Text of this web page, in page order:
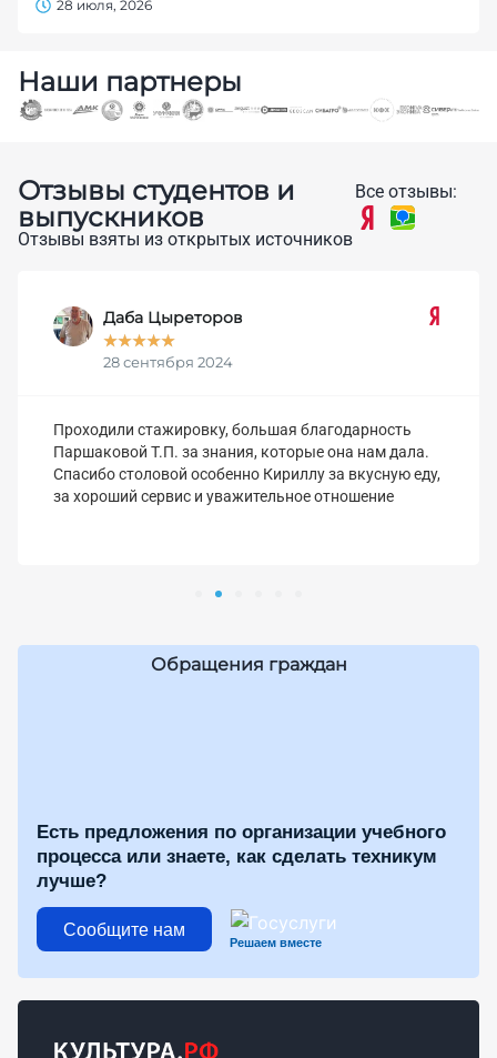
28 июля, 2026
Наши партнеры
Отзывы студентов и
выпускников
Все отзывы:
Отзывы взяты из открытых источников
Даба Цыреторов
★★★★★
28 сентября 2024
Проходили стажировку, большая благодарность
Паршаковой Т.П. за знания, которые она нам дала.
Спасибо столовой особенно Кириллу за вкусную еду,
за хороший сервис и уважительное отношение
Обращения граждан
Есть предложения по организации учебного
процесса или знаете, как сделать техникум
лучше?
Сообщите нам
Решаем вместе